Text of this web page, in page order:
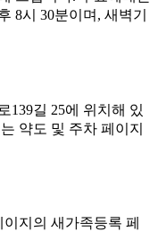
8시 30분이며, 새벽기
139길 25에 위치해 있
약도 및 주차 페이지
지의 새가족등록 페